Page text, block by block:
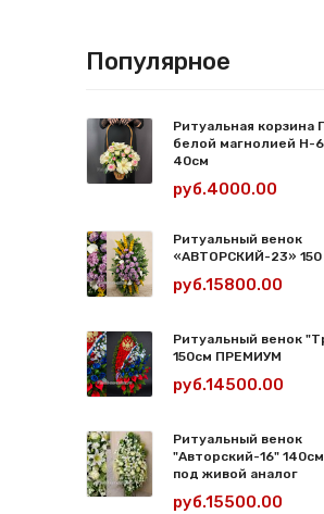
Популярное
Ритуальная корзина
белой магнолией Н-
40см
руб.4000.00
Ритуальный венок
«АВТОРСКИЙ-23» 150
руб.15800.00
Ритуальный венок
150см ПРЕМИУМ
руб.14500.00
Ритуальный венок
"Авторский-16"
под живой аналог
руб.15500.00